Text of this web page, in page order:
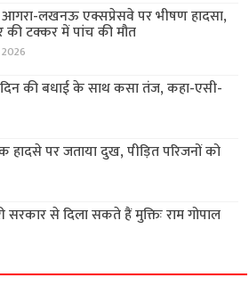
आगरा-लखनऊ एक्सप्रेसवे पर भीषण हादसा,
टक्कर में पांच की मौत
की बधाई के साथ कसा तंज, कहा-एसी-
हादसे पर जताया दुख, पीड़ित परिजनों को
सरकार से दिला सकते हैं मुक्तिः राम गोपाल